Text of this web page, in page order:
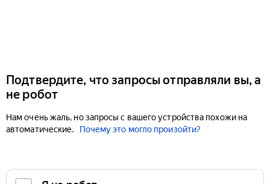
Подтвердите, что запросы отправляли вы, а
не робот
Нам очень жаль, но запросы с вашего устройства похожи на
автоматические.
Почему это могло произойти?